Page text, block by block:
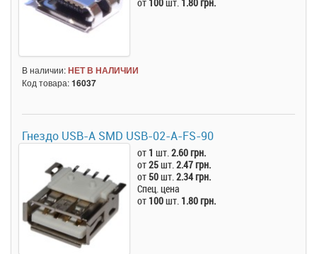
В наличии:НЕТ В НАЛИЧИИ
Код товара:16037
Гнездо USB-A SMD USB-02-A-FS-90
от 1 шт.2.60 грн.
от25шт.2.47 грн.
от 50шт.2.34 грн.
Спец. цена
от 100шт. 1.80 грн.